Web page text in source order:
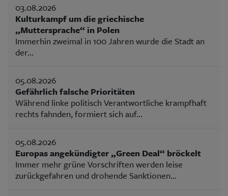
03.08.2026
Kulturkampf um die griechische
„Muttersprache“ in Polen
Immerhin zweimal in 100 Jahren wurde die Stadt an
der...
05.08.2026
Gefährlich falsche Prioritäten
Während linke politisch Verantwortliche krampfhaft
rechts fahnden, formiert sich auf...
05.08.2026
Europas angekündigter „Green Deal“ bröckelt
Immer mehr grüne Vorschriften werden leise
zurückgefahren und drohende Sanktionen...